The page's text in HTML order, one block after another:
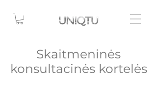
Skaitmeninės
konsultacinės kortelės